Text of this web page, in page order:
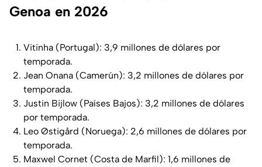
Genoa en 2026
Vitinha (Portugal): 3,9 millones de dólares por
temporada.
Jean Onana (Camerún): 3,2 millones de dólares por
temporada.
Justin Bijlow (Países Bajos): 3,2 millones de dólares
por temporada.
Leo Østigård (Noruega): 2,6 millones de dólares por
temporada.
Maxwel Cornet (Costa de Marfil): 1,6 millones de